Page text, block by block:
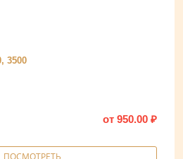
3500
от 950.00 ₽
ПОСМОТРЕТЬ